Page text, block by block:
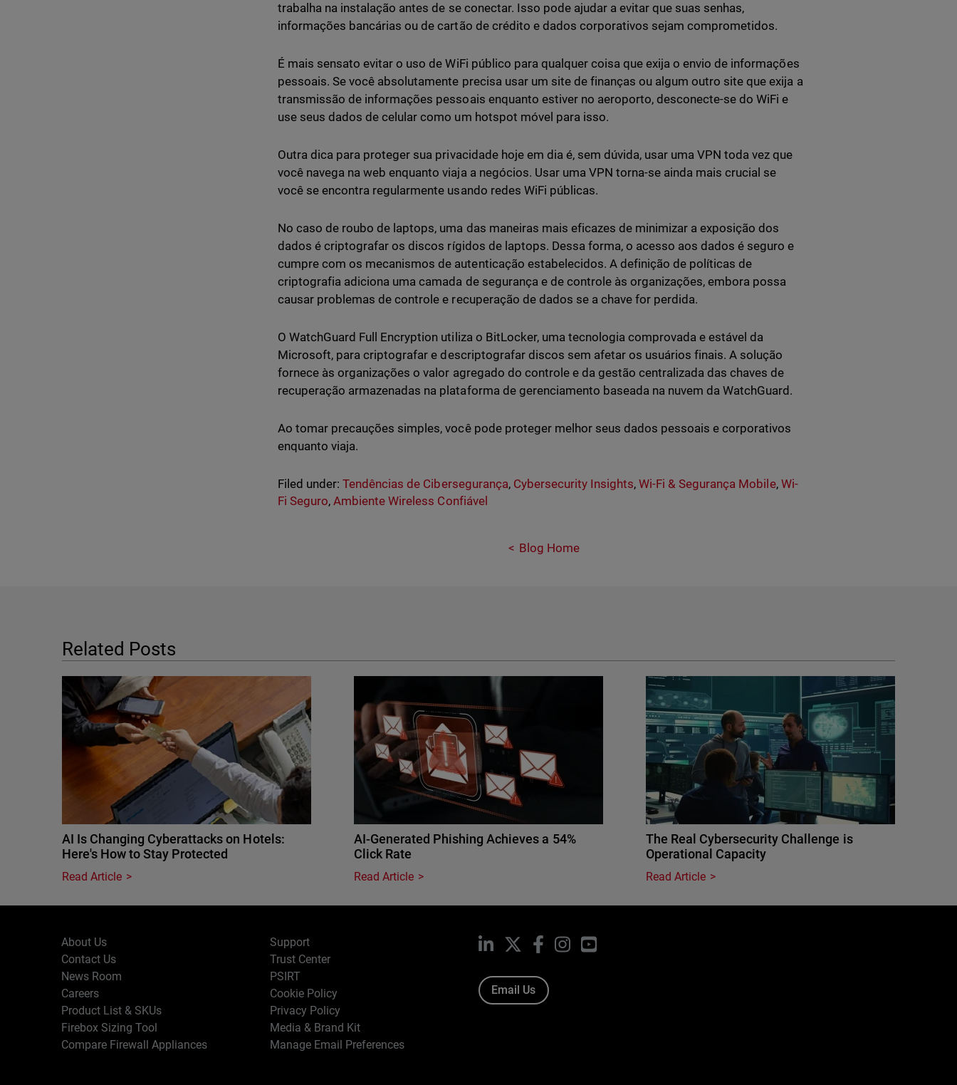
trabalha na instalação antes de se conectar. Isso pode ajudar a evitar que suas senhas,
informações bancárias ou de cartão de crédito e dados corporativos sejam comprometidos.
É mais sensato evitar o uso de WiFi público para qualquer coisa que exija o envio de informações
pessoais. Se você absolutamente precisa usar um site de finanças ou algum outro site que exija a
transmissão de informações pessoais enquanto estiver no aeroporto, desconecte-se do WiFi e
use seus dados de celular como um hotspot móvel para isso.
Outra dica para proteger sua privacidade hoje em dia é, sem dúvida, usar uma VPN toda vez que
você navega na web enquanto viaja a negócios. Usar uma VPN torna-se ainda mais crucial se
você se encontra regularmente usando redes WiFi públicas.
No caso de roubo de laptops, uma das maneiras mais eficazes de minimizar a exposição dos
dados é criptografar os discos rígidos de laptops. Dessa forma, o acesso aos dados é seguro e
cumpre com os mecanismos de autenticação estabelecidos. A definição de políticas de
criptografia adiciona uma camada de segurança e de controle às organizações, embora possa
causar problemas de controle e recuperação de dados se a chave for perdida.
O WatchGuard Full Encryption utiliza o BitLocker, uma tecnologia comprovada e estável da
Microsoft, para criptografar e descriptografar discos sem afetar os usuários finais. A solução
fornece às organizações o valor agregado do controle e da gestão centralizada das chaves de
recuperação armazenadas na plataforma de gerenciamento baseada na nuvem da WatchGuard.
Ao tomar precauções simples, você pode proteger melhor seus dados pessoais e corporativos
enquanto viaja.
Filed under: Tendências de Cibersegurança, Cybersecurity Insights,Wi-Fi & Segurança Mobile, Wi-
Fi Seguro,Ambiente Wireless Confiável
Blog Home
Related Posts
AI Is Changing Cyberattacks on Hotels:
Here's How to Stay Protected
Read Article
AI-Generated Phishing Achieves a 54%
Click Rate
Read Article
The Real Cybersecurity Challenge is
Operational Capacity
Read Article
About Us
Contact Us
News Room
Careers
Product List & SKUs
Firebox Sizing Tool
Compare Firewall Appliances
Support
Trust Center
PSIRT
Cookie Policy
Privacy Policy
Media & Brand Kit
Manage Email Preferences
LinkedIn Facebook
InstagramYouTube
Email Us